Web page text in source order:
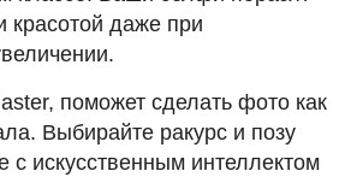
красотой даже при
поможет сделать фото как
Выбирайте ракурс и позу
с искусственным интеллектом